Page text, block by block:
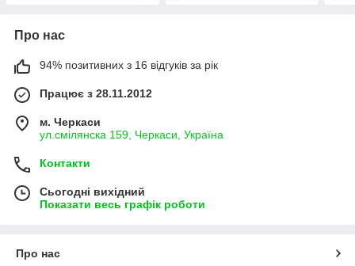
Про нас
94% позитивних з 16 відгуків за рік
Працює з 28.11.2012
м. Черкаси
ул.смілянска 159, Черкаси, Україна
Контакти
Сьогодні вихідний
Показати весь графік роботи
Про нас